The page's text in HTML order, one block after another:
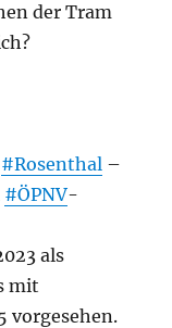
der Tram
#Rosenthal –
#ÖPNV-
als
mit
vorgesehen.